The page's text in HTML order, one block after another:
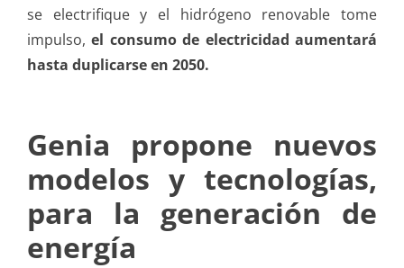
se electrifique y el hidrógeno renovable tome
impulso,el consumo de electricidad aumentará
hasta duplicarse en 2050.
Genia propone nuevos
modelos y tecnologías,
para la generación de
energía